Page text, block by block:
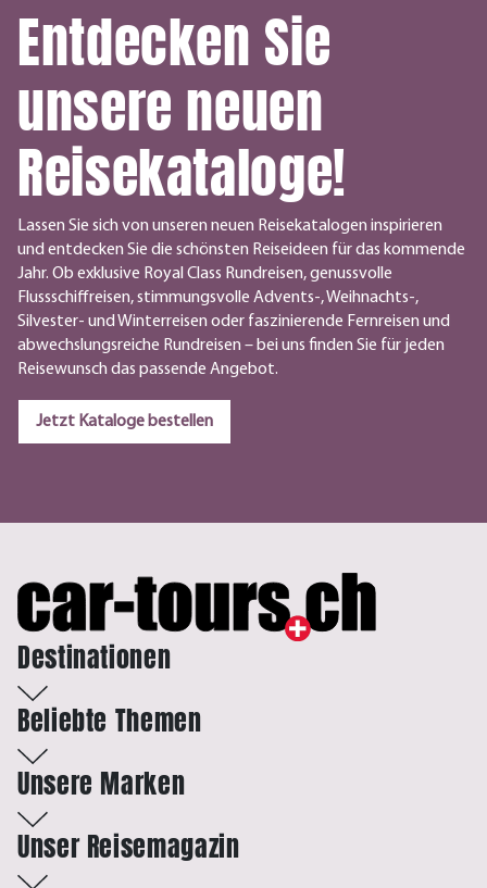
Entdecken Sie
unsere neuen
Reisekataloge!
Lassen Sie sich von unseren neuen Reisekatalogen inspirieren
und entdecken Sie die schönsten Reiseideen für das kommende
Jahr. Ob exklusive Royal Class Rundreisen, genussvolle
Flussschiffreisen, stimmungsvolle Advents-, Weihnachts-,
Silvester- und Winterreisen oder faszinierende Fernreisen und
abwechslungsreiche Rundreisen – bei uns finden Sie für jeden
Reisewunsch das passende Angebot.
Jetzt Kataloge bestellen
Destinationen
Beliebte Themen
Unsere Marken
Unser Reisemagazin